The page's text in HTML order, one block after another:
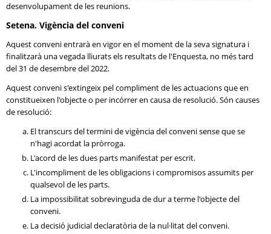
desenvolupament de les reunions.
Setena. Vigència del conveni
Aquest conveni entrarà en vigor en el moment de la seva signatura i
finalitzarà una vegada lliurats els resultats de l'Enquesta, no més tard
del 31 de desembre del 2022.
Aquest conveni s'extingeix pel compliment de les actuacions que en
constitueixen l'objecte o per incórrer en causa de resolució. Són causes
de resolució:
El transcurs del termini de vigència del conveni sense que se
n'hagi acordat la pròrroga.
L'acord de les dues parts manifestat per escrit.
L'incompliment de les obligacions i compromisos assumits per
qualsevol de les parts.
La impossibilitat sobrevinguda de dur a terme l'objecte del
conveni.
La decisió judicial declaratòria de la nul·litat del conveni.